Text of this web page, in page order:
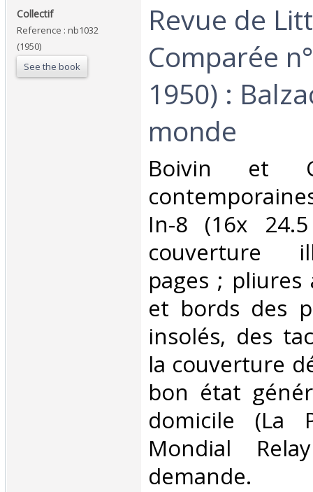
‎Collectif‎
Reference : nb1032
(1950)
See the book
‎Revue de
Comparée
1950) :
monde‎
‎Boivin et
In-8 (16x
couverture
pages ; pliures
et bords des
insolés, des
la couverture
bon état
domicile (La
Mondial
demande.‎